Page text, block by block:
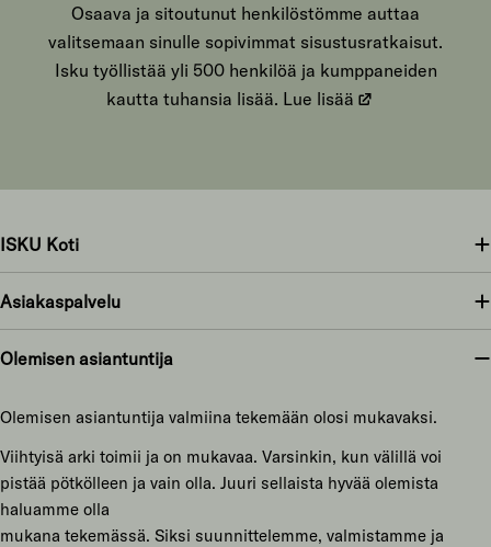
Osaava ja sitoutunut henkilöstömme auttaa
valitsemaan sinulle sopivimmat sisustusratkaisut.
Isku työllistää yli 500 henkilöä ja kumppaneiden
kautta tuhansia lisää. Lue lisää
ISKU Koti
Asiakaspalvelu
Olemisen asiantuntija
Olemisen asiantuntija valmiina tekemään olosi mukavaksi.
Viihtyisä arki toimii ja on mukavaa. Varsinkin, kun välillä voi
pistää pötkölleen ja vain olla. Juuri sellaista hyvää olemista
haluamme olla
mukana tekemässä. Siksi suunnittelemme, valmistamme ja